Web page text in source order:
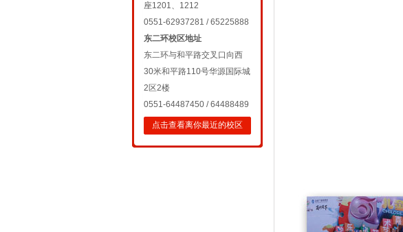
座1201、1212
0551-62937281 / 65225888
东二环校区地址
东二环与和平路交叉口向西
30米和平路110号华源国际城
2区2楼
0551-64487450 / 64488489
点击查看离你最近的校区